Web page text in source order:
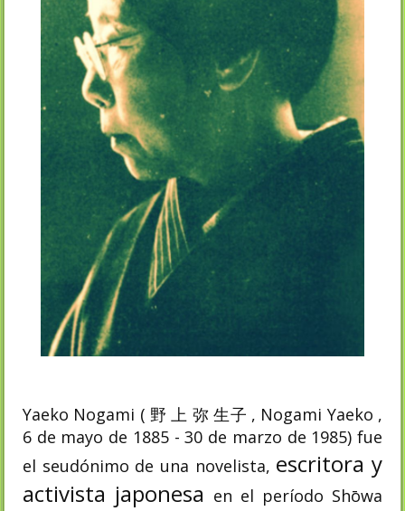
Yaeko Nogami ( 野 上 弥 生子 , Nogami Yaeko ,
6 de mayo de 1885 - 30 de marzo de 1985) fue
el seudónimo de una novelista, escritora y
activista japonesa en el período Shōwa